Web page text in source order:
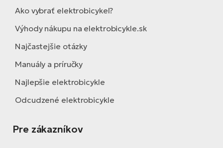
Ako vybrať elektrobicykel?
Výhody nákupu na elektrobicykle.sk
Najčastejšie otázky
Manuály a príručky
Najlepšie elektrobicykle
Odcudzené elektrobicykle
Pre zákazníkov